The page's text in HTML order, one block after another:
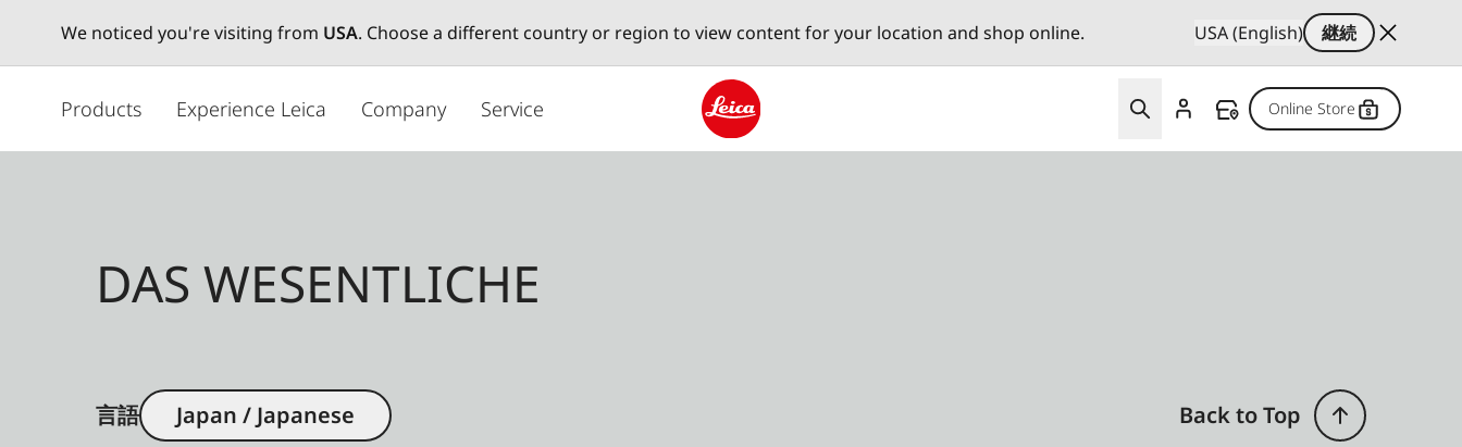
We noticed you're visiting from USA. Choose a different country or region to view content for your location and shop online. USA (English)
継続
コ
Products Experience Leica Company Service
Leica logo - Home
Online Store
DAS WESENTLICHE
言語 Japan / Japanese Back to Top